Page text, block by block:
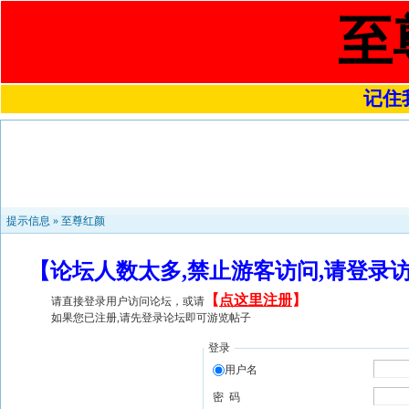
至
记住
提示信息 » 至尊红颜
【论坛人数太多,禁止游客访问,请登
请直接登录用户访问论坛，或请 【 点这里注册】
如果您已注册,请先登录论坛即可游览帖子
登录
用户名
密 码